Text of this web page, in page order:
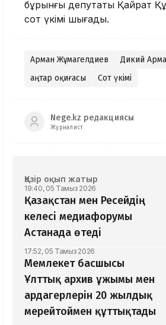
бұрынғы депутаты Қайрат
сот үкімі шығады.
Арман Жұмагелдиев
Дикий
Қаңтар оқиғасы
Сот үкімі
Nege.kz редакциясы
Журналист
Қазір оқып жатыр
19:40, 05 Тамыз 2026
Қазақстан мен Ресейдің
келесі медиафорумы
Астанада өтеді
17:52, 05 Тамыз 2026
Мемлекет басшысы
Ұлттық архив ұжымы мен
ардагерлерін 20 жылдық
мерейтоймен құттықтады